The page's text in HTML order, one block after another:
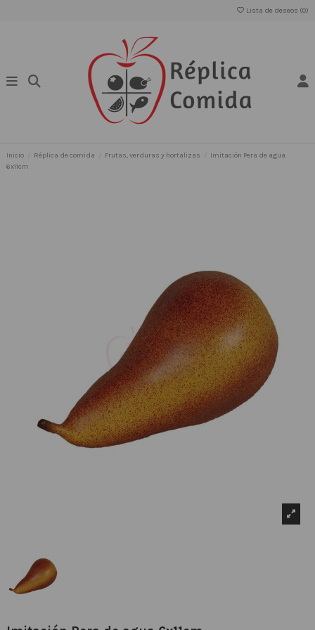
Lista de deseos (0)
Inicio Réplica de comida Frutas, verduras y hortalizas
Imitación Pera de agua
6x11cm